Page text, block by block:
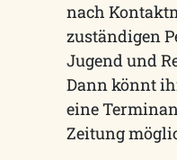
nach
zuständigen
Jugend und
Dann könnt
eine
Zeitung